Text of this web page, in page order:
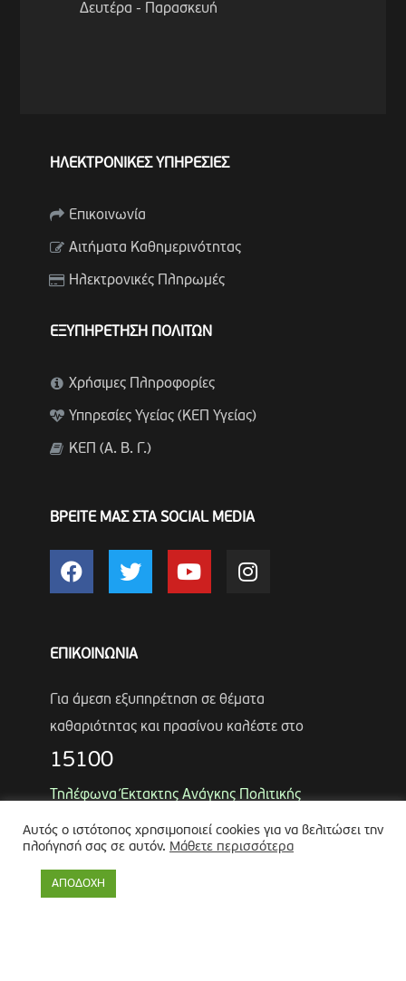
Δευτέρα - Παρασκευή
ΗΛΕΚΤΡΟΝΙΚΕΣ ΥΠΗΡΕΣΙΕΣ
Επικοινωνία
Αιτήματα Καθημερινότητας
Ηλεκτρονικές Πληρωμές
ΕΞΥΠΗΡΕΤΗΣΗ ΠΟΛΙΤΩΝ
Χρήσιμες Πληροφορίες
Υπηρεσίες Υγείας (ΚΕΠ Υγείας)
ΚΕΠ (Α. Β. Γ.)
ΒΡΕΙΤΕ ΜΑΣ ΣΤΑ SOCIAL MEDIA
ΕΠΙΚΟΙΝΩΝΙΑ
Για άμεση εξυπηρέτηση σε θέματα
καθαριότητας και πρασίνου καλέστε στο
15100
Τηλέφωνα Έκτακτης Ανάγκης Πολιτικής
Προστασίας
ΑντιδήμαρχοςΛύκος Παναγιώτης
Θωμάς Ρουμπάκος
Αυτός ο ιστότοπος χρησιμοποιεί cookies για να βελιτώσει την
πλοήγησή σας σε αυτόν. Μάθετε περισσότερα
ΑΠΟΔΟΧΗ